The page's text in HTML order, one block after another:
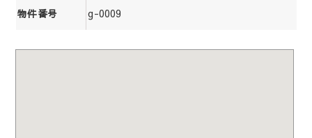
物件番号 g-0009